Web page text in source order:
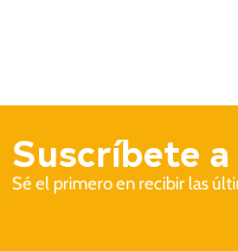
Suscríbete
Sé el primero en recibir las